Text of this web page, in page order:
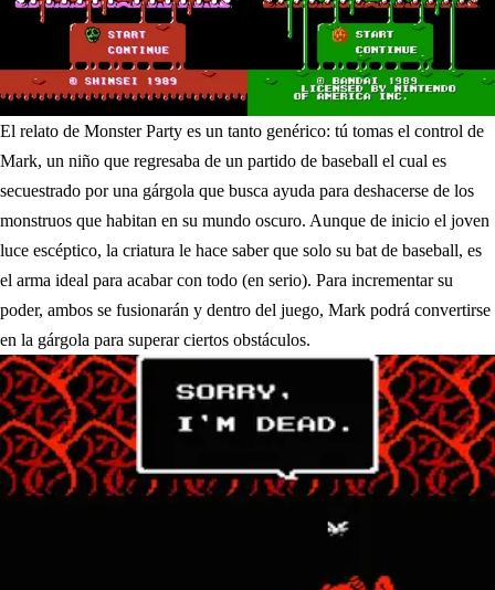
El relato de Monster Party es un tanto genérico: tú tomas el control de
Mark, un niño que regresaba de un partido de baseball el cual es
secuestrado por una gárgola que busca ayuda para deshacerse de los
monstruos que habitan en su mundo oscuro. Aunque de inicio el joven
luce escéptico, la criatura le hace saber que solo su bat de baseball, es
el arma ideal para acabar con todo (en serio). Para incrementar su
poder, ambos se fusionarán y dentro del juego, Mark podrá convertirse
en la gárgola para superar ciertos obstáculos.